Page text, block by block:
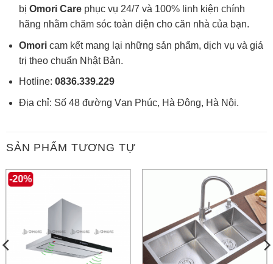
bị Omori Care phục vụ 24/7 và 100% linh kiện chính
hãng nhằm chăm sóc toàn diện cho căn nhà của bạn.
Omoricam kết mang lại những sản phẩm, dịch vụ và giá
trị theo chuẩn Nhật Bản.
Hotline: 0836.339.229
Địa chỉ: Số 48 đường Vạn Phúc, Hà Đông, Hà Nội.
SẢN PHẨM TƯƠNG TỰ
-20%